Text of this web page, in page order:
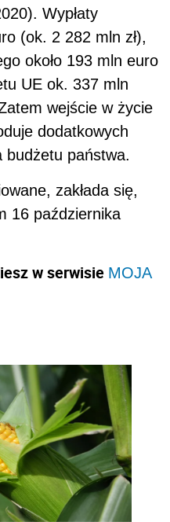
Wypłaty
(ok. 2 282 mln zł),
około 193 mln euro
UE ok. 337 mln
wejście w życie
dodatkowych
budżetu państwa.
zakłada się,
16 października
w serwisie MOJA